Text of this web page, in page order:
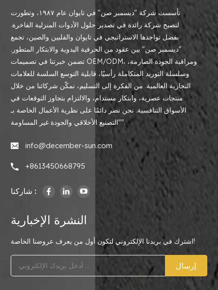
تأسست شركة "ديسمبر صن" في تايوان عام ١٩٨٧، وتطورت
لتصبح شركة رائدة في تصدير حلول الأدوات المنزلية الفاخرة.
بفضل تواجدها الاستراتيجي في تايوان والفلبين والصين، تجمع
"ديسمبر صن" بين عقود من الحرفية اليدوية والابتكار المتطور.
تضمن خبرتنا في تصميمات OEM/ODM، ومراقبة الجودة الصارمة،
وسلسلة التوريد المتكاملة رأسيًا، قابلية التوسع السلسة للعلامات
التجارية العالمية. من الفكرة إلى التسليم، نمكّن شركائنا من خلال
منتجات عصرية، وابتكار مستدام، والالتزام بتجاوز التوقعات في
الأسواق التنافسية. نحن نصر دائمًا على نظرية الأعمال الخاصة بـ
"التصنيع الأخلاقي والجودة غير المساومة".
info@december-sun.com
+8613450668795
شاركنا :
النشرة الإخبارية
اشترك في بريدنا الإلكتروني لتكون أول من يعرف عروضنا الخاصة!
إرسال